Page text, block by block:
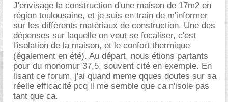
J'envisage la construction d'une maison de 17m2 en
région toulousaine, et je suis en train de m'informer
sur les différents matériaux de construction. Une des
dépenses sur laquelle on veut se focaliser, c'est
l'isolation de la maison, et le confort thermique
(également en été). Au départ, nous étions partants
pour du monomur 37,5, souvent cité en exemple. En
lisant ce forum, j'ai quand meme qques doutes sur sa
réelle efficacité pcq il me semble que ca n'isole pas
tant que ca.